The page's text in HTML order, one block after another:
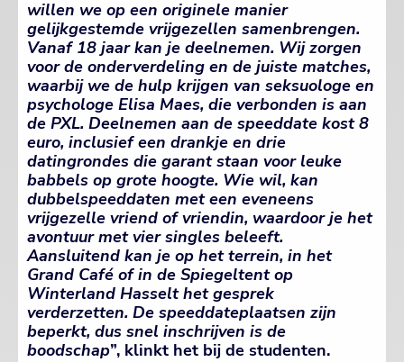
willen we op een originele manier
gelijkgestemde vrijgezellen samenbrengen.
Vanaf 18 jaar kan je deelnemen. Wij zorgen
voor de onderverdeling en de juiste matches,
waarbij we de hulp krijgen van seksuologe en
psychologe Elisa Maes, die verbonden is aan
de PXL. Deelnemen aan de speeddate kost 8
euro, inclusief een drankje en drie
datingrondes die garant staan voor leuke
babbels op grote hoogte. Wie wil, kan
dubbelspeeddaten met een eveneens
vrijgezelle vriend of vriendin, waardoor je het
avontuur met vier singles beleeft.
Aansluitend kan je op het terrein, in het
Grand Café of in de Spiegeltent op
Winterland Hasselt het gesprek
verderzetten. De speeddateplaatsen zijn
beperkt, dus snel inschrijven is de
boodschap”, klinkt het bij de studenten.